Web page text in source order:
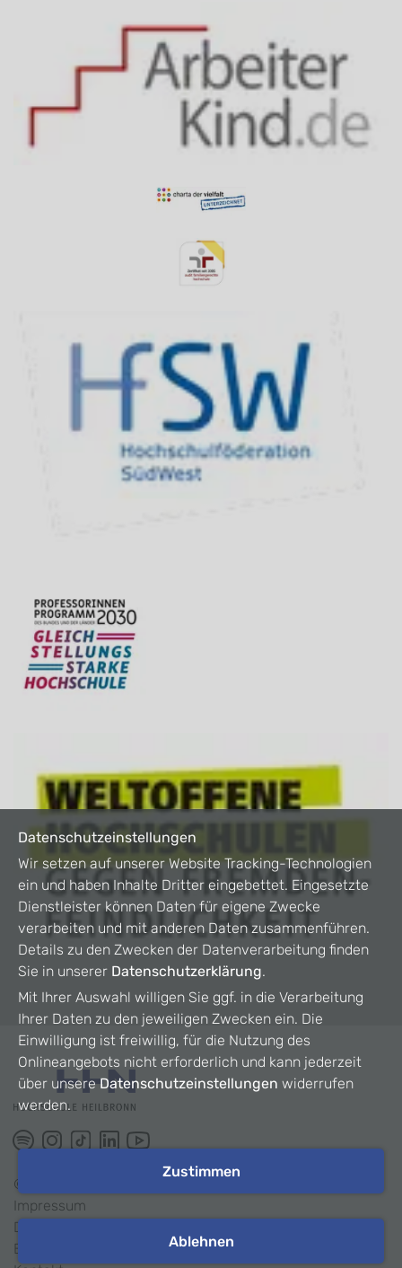
©
Impressum
Datenschutz
Barrierefreiheit
Datenschutzeinstellungen
Wir setzen auf unserer Website Tracking-Technologien
ein und haben Inhalte Dritter eingebettet. Eingesetzte
Dienstleister können Daten für eigene Zwecke
verarbeiten und mit anderen Daten zusammenführen.
Details zu den Zwecken der Datenverarbeitung finden
Sie in unserer Datenschutzerklärung.
Mit Ihrer Auswahl willigen Sie ggf. in die Verarbeitung
Ihrer Daten zu den jeweiligen Zwecken ein. Die
Einwilligung ist freiwillig, für die Nutzung des
Onlineangebots nicht erforderlich und kann jederzeit
über unsereDatenschutzeinstellungen widerrufen
werden.
Zustimmen
Ablehnen